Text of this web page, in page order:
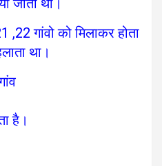
जाता था।
गांवो को मिलाकर होता
था।
है।